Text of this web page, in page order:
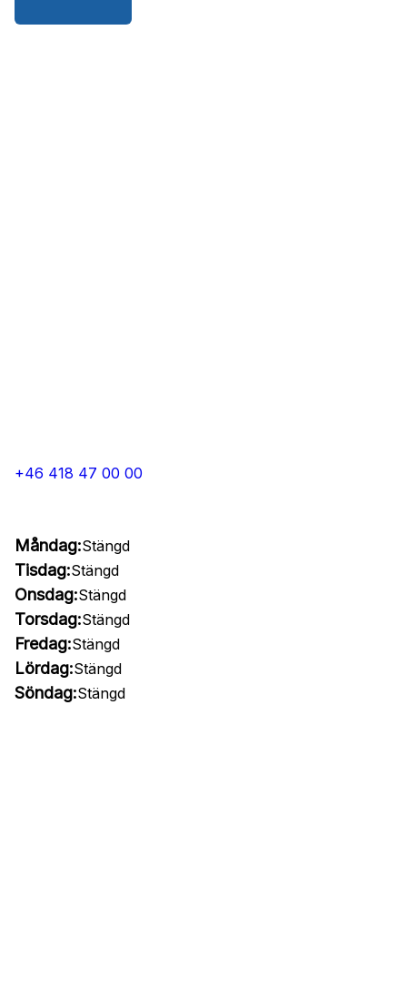
+46 418 47 00 00
Måndag:Stängd
Tisdag:Stängd
Onsdag:Stängd
Torsdag:Stängd
Fredag:Stängd
Lördag:Stängd
Söndag:Stängd